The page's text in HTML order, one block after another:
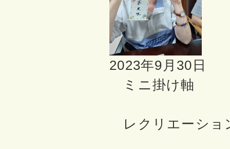
2023年9月30日
ミニ掛け軸
レクリエーショ